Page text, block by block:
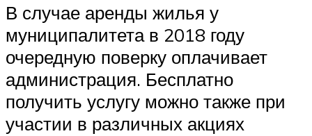
В случае аренды жилья у
муниципалитета в 2018 году
очередную поверку оплачивает
администрация. Бесплатно
получить услугу можно также при
участии в различных акциях